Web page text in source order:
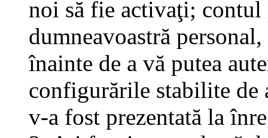
noi să fie activaţi;
dumneavoastră
înainte de a vă putea
configurările stabilite de
v-a fost prezentată la